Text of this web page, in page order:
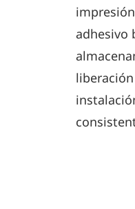
adhesivo